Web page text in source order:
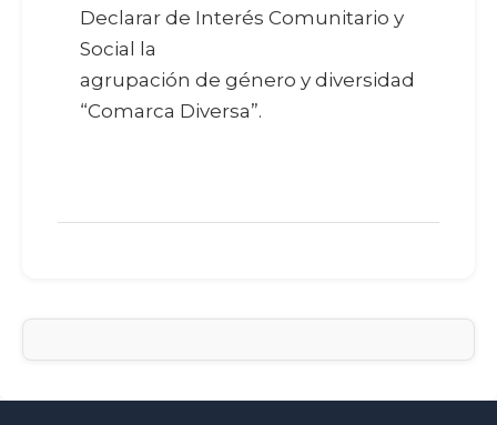
Declarar de Interés Comunitario y
Social la
agrupación de género y diversidad
“Comarca Diversa”.